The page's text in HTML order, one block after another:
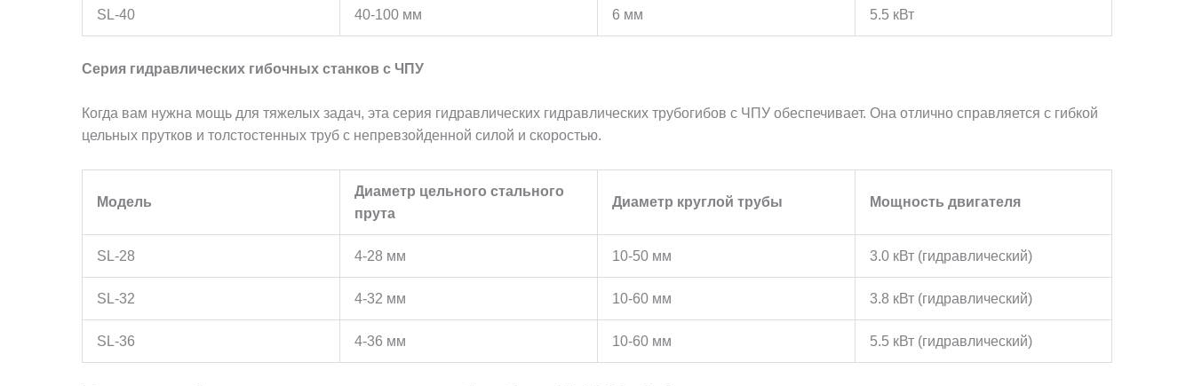
SL-40 40-100 мм 6 мм 5.5 кВт
Серия гидравлических гибочных станков с ЧПУ
Когда вам нужна мощь для тяжелых задач, эта серия гидравлических гидравлических трубогибов с ЧПУ обеспечивает. Она отлично справляется с гибкой
цельных прутков и толстостенных труб с непревзойденной силой и скоростью.
Модель
Диаметр цельного стального
прута
Диаметр круглой трубы Мощность двигателя
SL-28 4-28 мм 10-50 мм 3.0 кВт (гидравлический)
SL-32 4-32 мм 10-60 мм 3.8 кВт (гидравлический)
SL-36 4-36 мм 10-60 мм 5.5 кВт (гидравлический)